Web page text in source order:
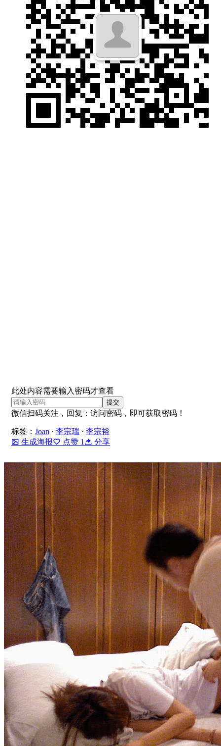
此处内容需要输入密码才查看
请
输
密
码
提交
微信扫码关注，回复： 访问密码 ，即可获取密码！
标签： Joan · 李宗瑞 · 李宗裕
生成海报
点赞 1 分享